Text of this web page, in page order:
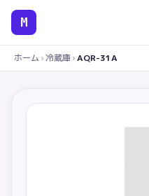
M
ホーム ›冷蔵庫›AQR-31A